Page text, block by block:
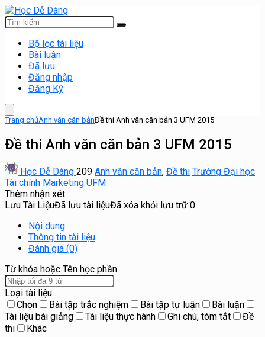
Bộ lọc tài liệu
Bài luận
Đã lưu
Đăng nhập
Đăng Ký
Trang chủAnh văn căn bảnĐề thi Anh văn căn bản 3 UFM 2015
Đề thi Anh văn căn bản 3 UFM 2015
Học Dễ Dàng 209 Anh văn căn bản, Đề thi Trường Đại học
Tài chính Marketing UFM
Thêm nhận xét
Lưu Tài LiệuĐã lưu tài liệuĐã xóa khỏi lưu trữ 0
Nội dung
Thông tin tài liệu
Đánh giá (0)
Từ khóa hoặc Tên học phần
Loại tài liệu
Chọn
Bài tập trắc nghiệm Bài tập tự luận
Bài luận
Tài liệu bài giảng
Tài liệu thực hành Ghi chú, tóm tắt
Đề
thi
Khác